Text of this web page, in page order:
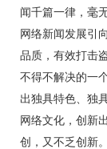
闻千篇一律，毫
网络新闻发展引
品质，有效打击
不得不解决的一
出独具特色、独
网络文化，创新
创，又不乏创新